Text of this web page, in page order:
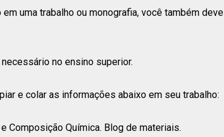
uma trabalho ou monografia, você também deve
no ensino superior.
e colar as informações abaixo em seu trabalho:
Composição Química. Blog de materiais.